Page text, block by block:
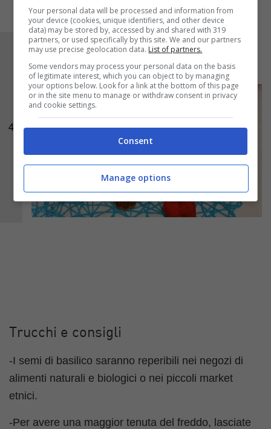
4
Ecco pronto da gustare losmoothie ai frutti
rossi con semi di basilico
Trucchi e consigli
-I semi di basilico saranno reperibili nei negozi di
alimenti naturali e biologici o nei piccoli market
etnici.
-Per avere una maggior tenuta del freddo, lasciate
Your personal data will be processed and information from
your device (cookies, unique identifiers, and other device
data) may be stored by, accessed by and shared with 319
partners, or used specifically by this site. We and our partners
may use precise geolocation data. List of partners.
Some vendors may process your personal data on the basis
of legitimate interest, which you can object to by managing
your options below. Look for a link at the bottom of this page
or in the site menu to manage or withdraw consent in privacy
and cookie settings.
Consent
Manage options